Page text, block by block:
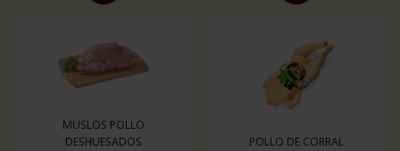
MUSLOS POLLO
DESHUESADOS
POLLO DE CORRAL